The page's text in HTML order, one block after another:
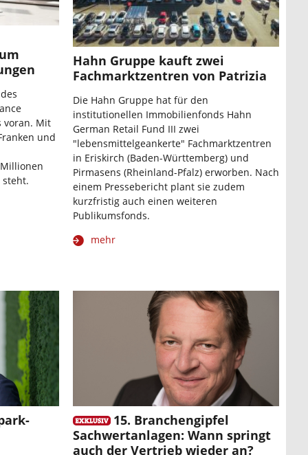
voran. Mit
und
steht.
Hahn Gruppe kauft zwei
Fachmarktzentren von Patrizia
Die Hahn Gruppe hat für den
institutionellen Immobilienfonds Hahn
German Retail Fund III zwei
"lebensmittelgeankerte" Fachmarktzentren
in Eriskirch (Baden-Württemberg) und
Pirmasens (Rheinland-Pfalz) erworben. Nach
einem Pressebericht plant sie zudem
kurzfristig auch einen weiteren
Publikumsfonds.
mehr
15. Branchengipfel
Sachwertanlagen: Wann springt
auch der Vertrieb wieder an?